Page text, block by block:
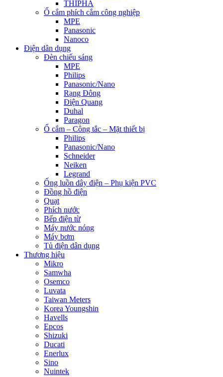
THIPHA
Ổ cắm phích cắm công nghiệp
MPE
Panasonic
Nanoco
Điện dân dụng
Đèn chiếu sáng
MPE
Philips
Panasonic/Nano
Rạng Đông
Điện Quang
Duhal
Paragon
Ổ cắm – Công tắc – Mặt thiết bị
Philips
Panasonic/Nano
Schneider
Neiken
Legrand
Ống luồn dây điện – Phụ kiện PVC
Đồng hồ điện
Quạt
Phích nước
Bếp điện từ
Máy nước nóng
Máy bơm
Tủ điện dân dụng
Thương hiệu
Mikro
Samwha
Osemco
Luvata
Taiwan Meters
Korea Youngshin
Havells
Epcos
Shizuki
Ducati
Enerlux
Sino
Nuintek